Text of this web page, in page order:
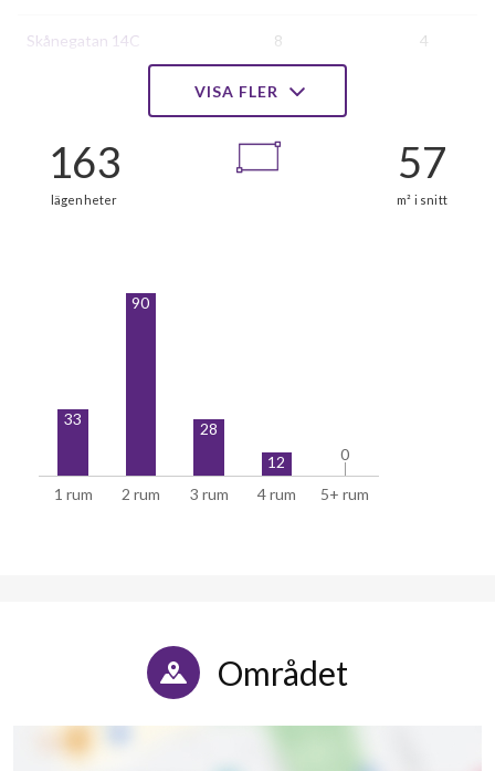
Skånegatan 14C 8 4
12
8
Skånegatan 16C
Skånegatan 18B
VISA FLER
1 rum 2 rum 3 rum 4 rum 5+ rum
33
90
28
12
0
0
Området